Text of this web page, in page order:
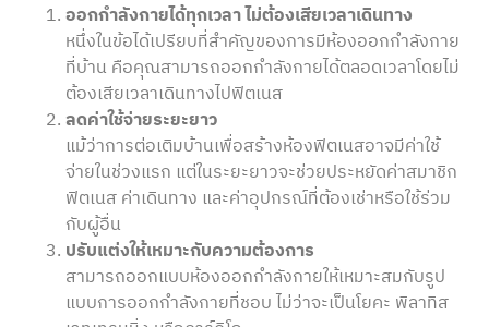
ออกกำลังกายได้ทุกเวลา ไม่ต้องเสียเวลาเดินทาง
หนึ่งในข้อได้เปรียบที่สำคัญของการมีห้องออกกำลังกาย
ที่บ้าน คือคุณสามารถออกกำลังกายได้ตลอดเวลาโดยไม่
ต้องเสียเวลาเดินทางไปฟิตเนส
ลดค่าใช้จ่ายระยะยาว
แม้ว่าการต่อเติมบ้านเพื่อสร้างห้องฟิตเนสอาจมีค่าใช้
จ่ายในช่วงแรก แต่ในระยะยาวจะช่วยประหยัดค่าสมาชิก
ฟิตเนส ค่าเดินทาง และค่าอุปกรณ์ที่ต้องเช่าหรือใช้ร่วม
กับผู้อื่น
ปรับแต่งให้เหมาะกับความต้องการ
สามารถออกแบบห้องออกกำลังกายให้เหมาะสมกับรูป
แบบการออกกำลังกายที่ชอบ ไม่ว่าจะเป็นโยคะ พิลาทิส